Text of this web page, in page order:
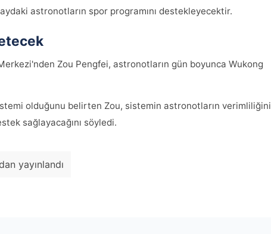
astronotların spor programını destekleyecektir.
Zou Pengfei, astronotların gün boyunca Wukong
olduğunu belirten Zou, sistemin astronotların verimliliğini
sağlayacağını söyledi.
yayınlandı